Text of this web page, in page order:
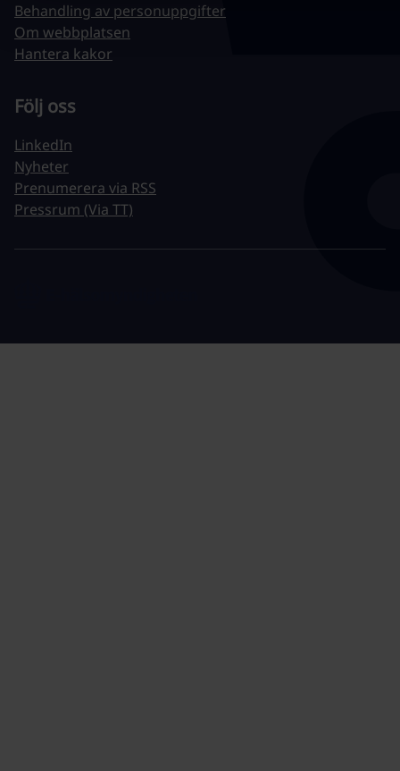
Behandling av personuppgifter
Om webbplatsen
Hantera kakor
Följ oss
LinkedIn
Nyheter
Prenumerera via RSS
Pressrum (Via TT)